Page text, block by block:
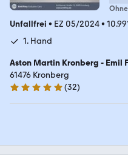
Unfallfrei • EZ 05/2024•
1. Hand
Aston Martin Kronberg - Emil
GmbH
61476 Kronberg
5 Sterne
(32)